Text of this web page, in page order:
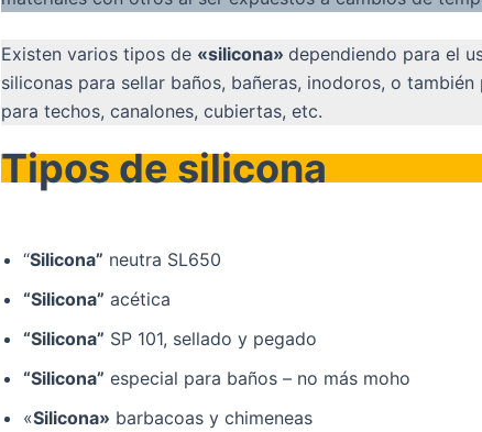
Existen varios tipos de «silicona» dependiendo para el
siliconas para sellar baños, bañeras, inodoros, o también
para techos, canalones, cubiertas, etc.
Tipos de silicona
“Silicona” neutra SL650
“Silicona” acética
“Silicona” SP 101, sellado y pegado
“Silicona” especial para baños – no más moho
«Silicona» barbacoas y chimeneas